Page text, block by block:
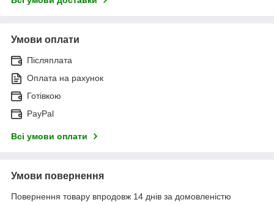
Умови оплати
Післяплата
Оплата на рахунок
Готівкою
PayPal
Всі умови оплати
Умови повернення
Повернення товару впродовж 14 днів за домовленістю